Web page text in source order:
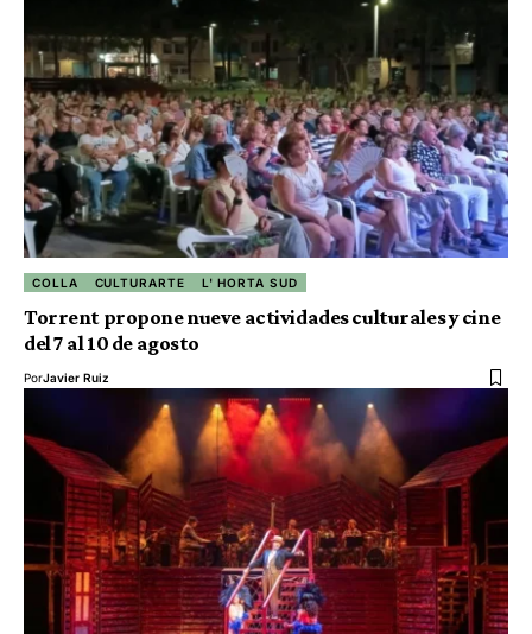
COLLA CULTURARTE L' HORTA SUD
Torrent propone nueve actividades culturales y cine
del 7 al 10 de agosto
PorJavier Ruiz